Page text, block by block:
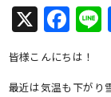
X
皆様こんにちは！
最近は気温も下がり